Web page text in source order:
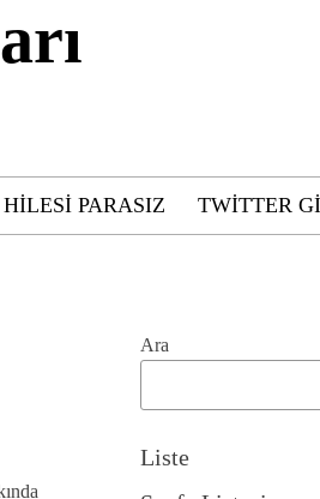
PARASIZ TWITTER
Ara
Liste